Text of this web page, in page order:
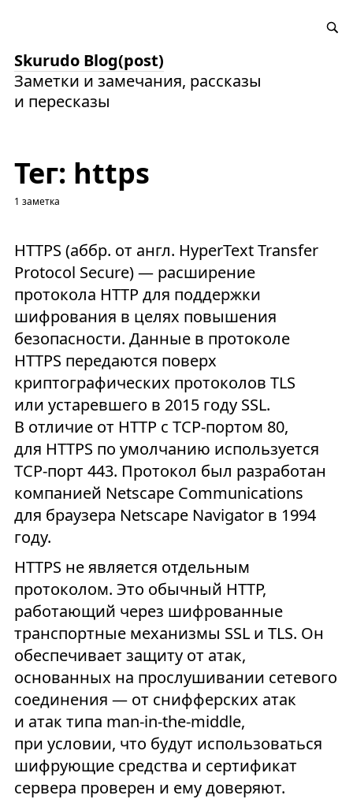
Skurudo Blog(post)
Заметки и замечания, рассказы
и пересказы
Тег: https
1 заметка
HTTPS (аббр. от англ. HyperText Transfer
Protocol Secure) — расширение
протокола HTTP для поддержки
шифрования в целях повышения
безопасности. Данные в протоколе
HTTPS передаются поверх
криптографических протоколов TLS
или устаревшего в 2015 году SSL.
В отличие от HTTP с TCP-портом 80,
для HTTPS по умолчанию используется
TCP-порт 443. Протокол был разработан
компанией Netscape Communications
для браузера Netscape Navigator в 1994
году.
HTTPS не является отдельным
протоколом. Это обычный HTTP,
работающий через шифрованные
транспортные механизмы SSL и TLS. Он
обеспечивает защиту от атак,
основанных на прослушивании сетевого
соединения — от снифферских атак
и атак типа man-in-the-middle,
при условии, что будут использоваться
шифрующие средства и сертификат
сервера проверен и ему доверяют.